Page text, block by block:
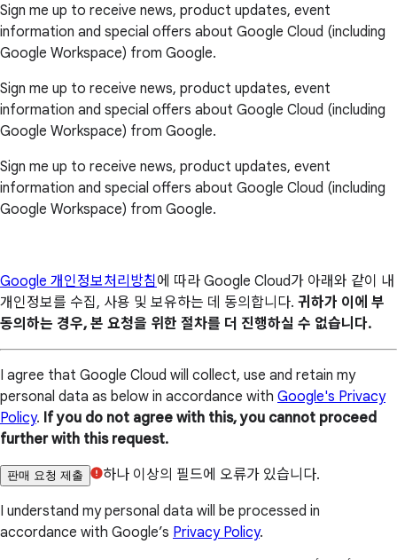
Sign me up to receive news, product updates, event
information and special offers about Google Cloud (including
Google Workspace) from Google.
Sign me up to receive news, product updates, event
information and special offers about Google Cloud (including
Google Workspace) from Google.
Sign me up to receive news, product updates, event
information and special offers about Google Cloud (including
Google Workspace) from Google.
Google 개인정보처리방침에 따라 Google Cloud가 아래와 같이 내
개인정보를 수집, 사용 및 보유하는 데 동의합니다. 귀하가 이에 부
동의하는 경우, 본 요청을 위한 절차를 더 진행하실 수 없습니다.
I agree that Google Cloud will collect, use and retain my
personal data as below in accordance with Google's Privacy
Policy. If you do not agree with this, you cannot proceed
further with this request.
판매 요청 제출 하나 이상의 필드에 오류가 있습니다.
I understand my personal data will be processed in
accordance with Google’s Privacy Policy.